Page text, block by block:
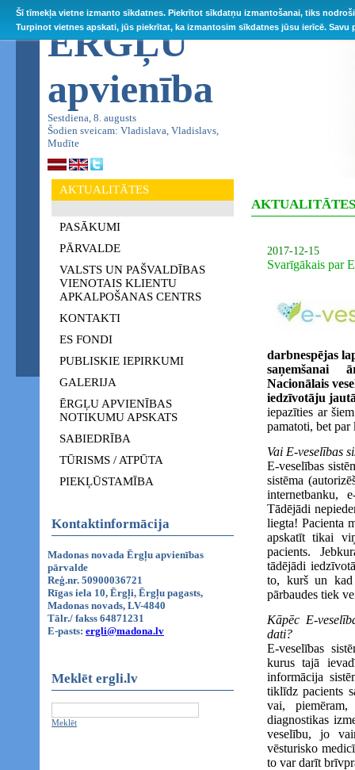
Šī tīmekļa vietne izmanto sīkdatnes. Piekrītot sīkdatņu izmantošanai, tiks
Turpinot vietnes apskati, jūs piekrītat, ka izmantosim sīkdatnes jūsu ierīcē.
ĒRGĻU
apvienība
Sestdiena, 8. augusts
Šodien sveicam: Vladislava, Vladislavs,
Mudīte
AKTUALITĀTES
PASĀKUMI
PĀRVALDE
VALSTS UN PAŠVALDĪBAS
VIENOTAIS KLIENTU
APKALPOŠANAS CENTRS
KONTAKTI
ES FONDI
PUBLISKIE IEPIRKUMI
GALERIJA
ĒRGĻU APVIENĪBAS
NOTIKUMU APSKATS
SABIEDRĪBA
TŪRISMS / ATPŪTA
PIEKĻŪSTAMĪBA
Kontaktinformācija
Madonas novada Ērgļu apvienības
pārvalde
Reģ.nr. 50900036721
Rīgas iela 10, Ērgļi, Ērgļu pagasts,
Madonas novads, LV-4840
Tālr./ fakss 64871231
E-pasts: ergli@madona.lv
Meklēt ergli.lv
Meklēt
AKTUALITĀTES
2017-12-15
Svarīgākais par
darbnespējas
saņemšanai
Nacionālais
iedzīvotāju
iepazīties ar
pamatoti, bet par
Vai E-veselības
E-veselības
sistēma
internetbanku,
Tādējādi
liegta! Pacienta
apskatīt tikai
pacients.
tādējādi
to, kurš un kad
pārbaudes tiek
Kāpēc E-
dati?
E-veselības
kurus tajā
informācija
tiklīdz pacients
vai,
diagnostikas
veselību, jo
vēsturisko
to var darīt